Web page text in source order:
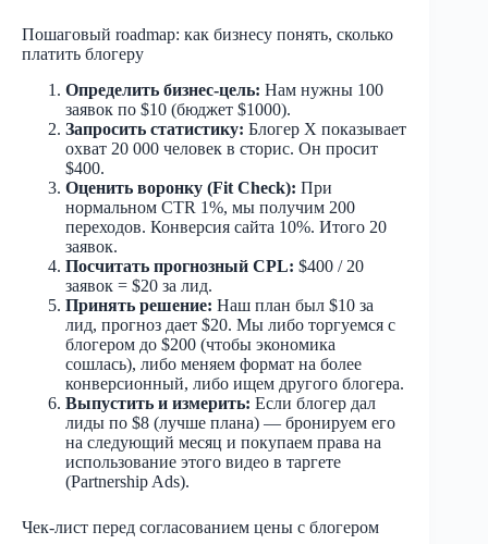
Пошаговый roadmap: как бизнесу понять, сколько
платить блогеру
Определить бизнес-цель: Нам нужны 100
заявок по $10 (бюджет $1000).
Запросить статистику: Блогер X показывает
охват 20 000 человек в сторис. Он просит
$400.
Оценить воронку (Fit Check): При
нормальном CTR 1%, мы получим 200
переходов. Конверсия сайта 10%. Итого 20
заявок.
Посчитать прогнозный CPL: $400 / 20
заявок = $20 за лид.
Принять решение: Наш план был $10 за
лид, прогноз дает $20. Мы либо торгуемся с
блогером до $200 (чтобы экономика
сошлась), либо меняем формат на более
конверсионный, либо ищем другого блогера.
Выпустить и измерить: Если блогер дал
лиды по $8 (лучше плана) — бронируем его
на следующий месяц и покупаем права на
использование этого видео в таргете
(Partnership Ads).
Чек-лист перед согласованием цены с блогером